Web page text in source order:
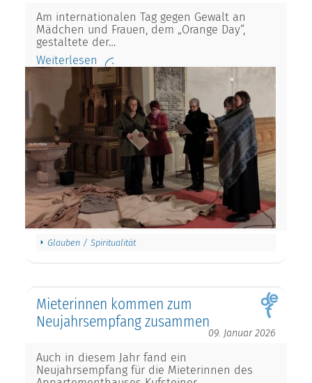
Am internationalen Tag gegen Gewalt an
Mädchen und Frauen, dem „Orange Day“,
gestaltete der…
Weiterlesen
Glauben / Spiritualität
Mieterinnen kommen zum
Neujahrsempfang zusammen
09. Januar 2026
Auch in diesem Jahr fand ein
Neujahrsempfang für die Mieterinnen des